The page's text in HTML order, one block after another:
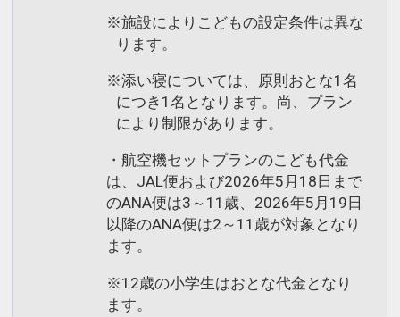
※施設によりこどもの設定条件は異な
ります。
※添い寝については、原則おとな1名
につき1名となります。尚、プラン
により制限があります。
・航空機セットプランのこども代金
は、JAL便および2026年5月18日まで
のANA便は3～11歳、2026年5月19日
以降のANA便は2～11歳が対象となり
ます。
※12歳の小学生はおとな代金となり
ます。